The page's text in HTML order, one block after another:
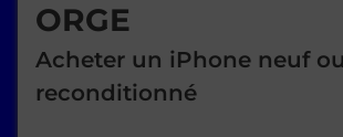
ORGE
Acheter un iPhone neuf ou
reconditionné